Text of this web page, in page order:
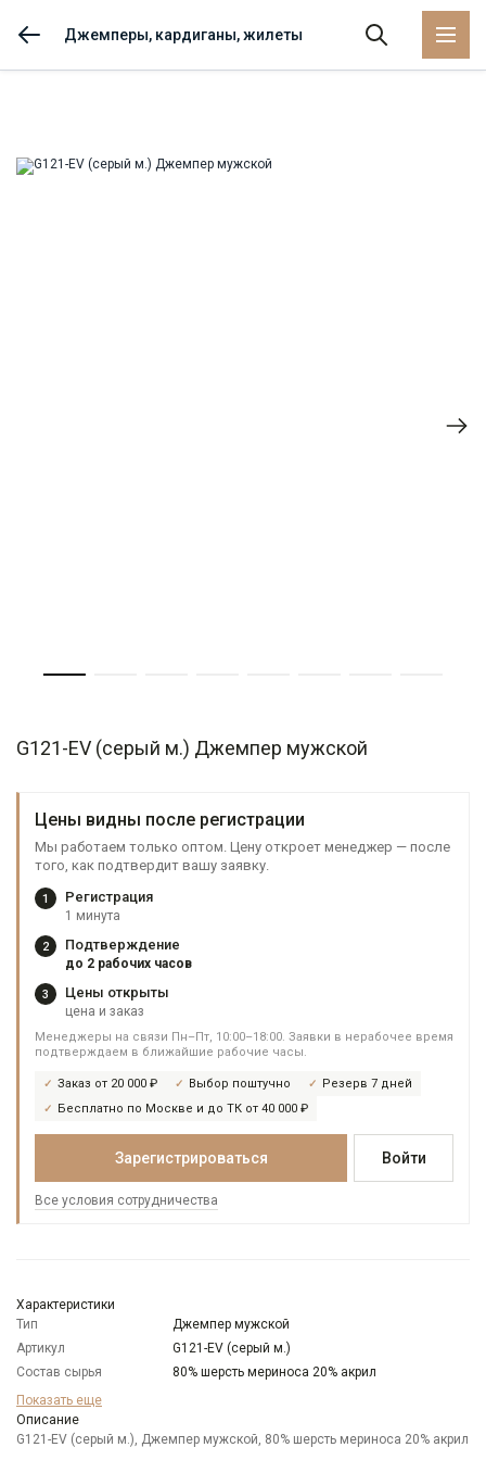
Джемперы, кардиганы, жилеты
G121-EV (серый м.) Джемпер мужской
Цены видны после регистрации
Мы работаем только оптом. Цену откроет менеджер — после
того, как подтвердит вашу заявку.
1 Регистрация
1 минута
2 Подтверждение
до 2 рабочих часов
3 Цены открыты
цена и заказ
Менеджеры на связи Пн–Пт, 10:00–18:00. Заявки в нерабочее время
подтверждаем в ближайшие рабочие часы.
Заказ от 20 000 ₽ Выбор поштучно
Резерв 7 дней
Бесплатно по Москве и до ТК от 40 000 ₽
Зарегистрироваться Войти
Все условия сотрудничества
Характеристики
Тип
Джемпер мужской
Артикул
G121-EV (серый м.)
Состав сырья
80% шерсть мериноса 20% акрил
Бренд
Особенности
ткани
Показать еще
Описание
G121-EV (серый м.), Джемпер мужской, 80% шерсть мериноса 20% акрил